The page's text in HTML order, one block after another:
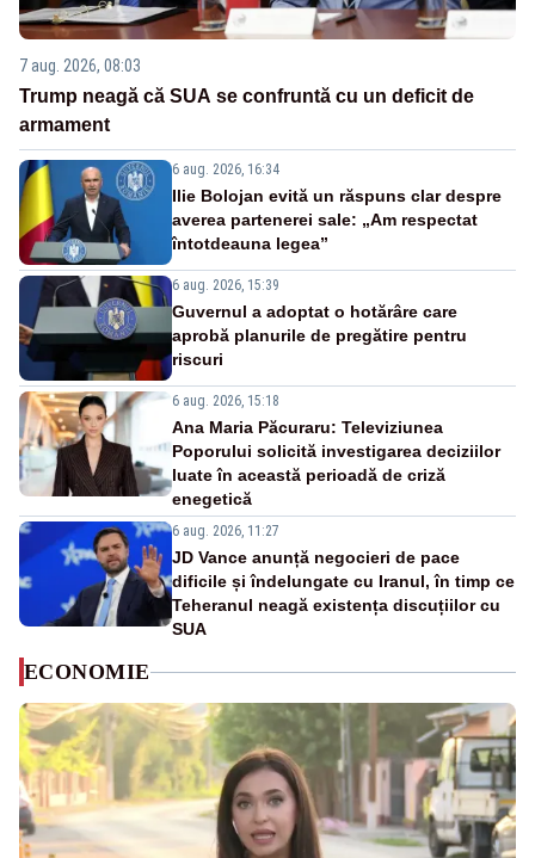
7 aug. 2026, 08:03
Trump neagă că SUA se confruntă cu un deficit de
armament
6 aug. 2026, 16:34
Ilie Bolojan evită un răspuns clar despre
averea partenerei sale: „Am respectat
întotdeauna legea”
6 aug. 2026, 15:39
Guvernul a adoptat o hotărâre care
aprobă planurile de pregătire pentru
riscuri
6 aug. 2026, 15:18
Ana Maria Păcuraru: Televiziunea
Poporului solicită investigarea deciziilor
luate în această perioadă de criză
enegetică
6 aug. 2026, 11:27
JD Vance anunță negocieri de pace
dificile și îndelungate cu Iranul, în timp ce
Teheranul neagă existența discuțiilor cu
SUA
ECONOMIE